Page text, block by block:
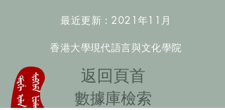
最近更新：2021年11月
香港大學現代語言與文化學院
​返回頁首
數據庫檢索